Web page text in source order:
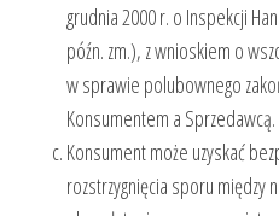
grudnia 2000 r. o Inspekcji
późn. zm.), z wnioskiem o
w sprawie polubownego
Konsumentem a Sprzedawcą.
Konsument może uzyskać
rozstrzygnięcia sporu między